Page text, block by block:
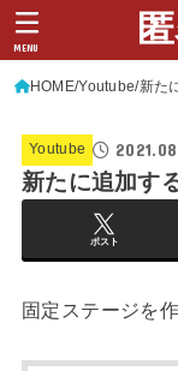
MENU
HOME Youtube 新た
Youtube
新たに追加す
ポスト
固定ステージを